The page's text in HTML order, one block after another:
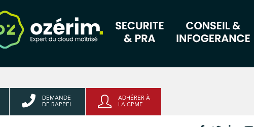
DEMANDE
DE RAPPEL
ADHÉRER À
LA CPME